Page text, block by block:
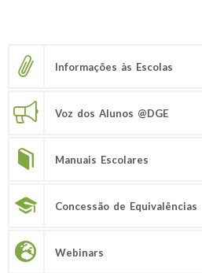
Informações às Escolas
Voz dos Alunos @DGE
Manuais Escolares
Concessão de Equivalências
Webinars